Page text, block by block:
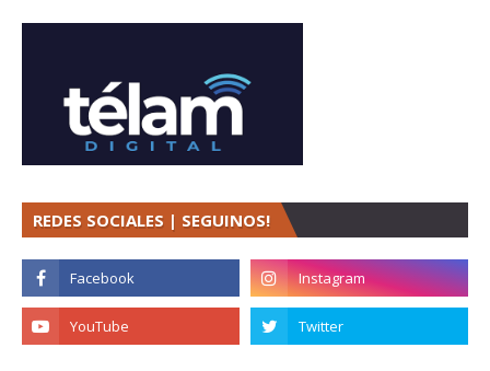
REDES SOCIALES | SEGUINOS!